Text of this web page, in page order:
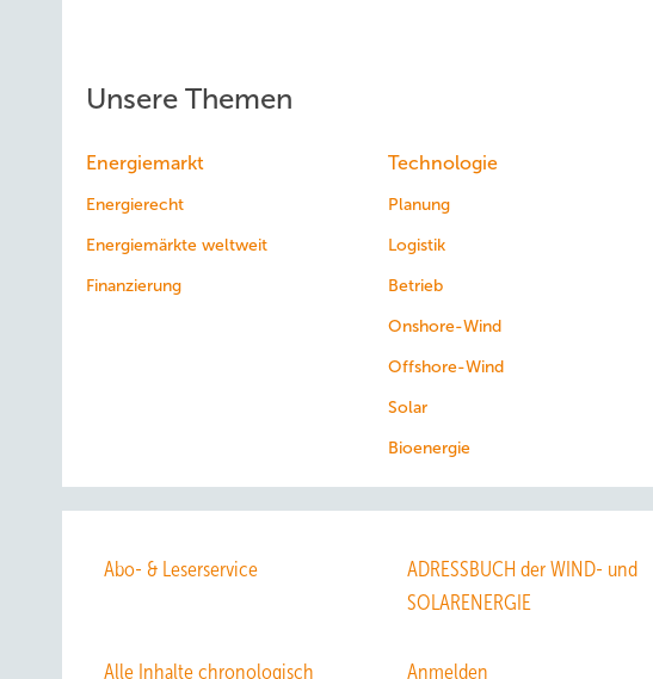
Unsere Themen
Energiemarkt
Energierecht
Energiemärkte weltweit
Finanzierung
Technologie
Planung
Logistik
Betrieb
Onshore-Wind
Offshore-Wind
Solar
Bioenergie
Abo- & Leserservice
ADRESSBUCH der WIND- und
SOLARENERGIE
Alle Inhalte chronologisch Anmelden